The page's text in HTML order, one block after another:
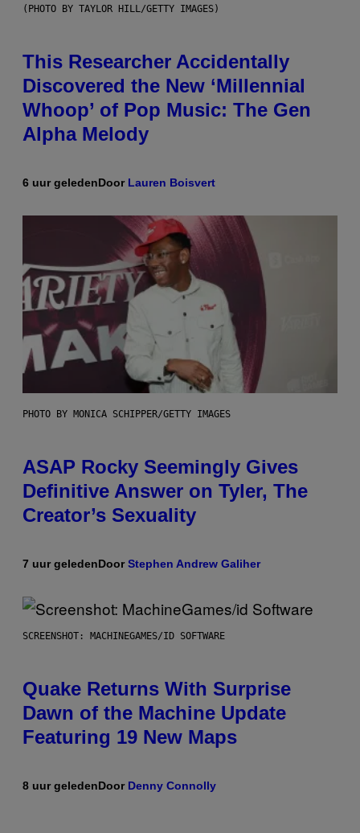
(PHOTO BY TAYLOR HILL/GETTY IMAGES)
This Researcher Accidentally
Discovered the New ‘Millennial
Whoop’ of Pop Music: The Gen
Alpha Melody
6 uur geledenDoor Lauren Boisvert
PHOTO BY MONICA SCHIPPER/GETTY IMAGES
ASAP Rocky Seemingly Gives
Definitive Answer on Tyler, The
Creator’s Sexuality
7 uur geledenDoorStephen Andrew Galiher
SCREENSHOT: MACHINEGAMES/ID SOFTWARE
Quake Returns With Surprise
Dawn of the Machine Update
Featuring 19 New Maps
8 uur geledenDoor Denny Connolly